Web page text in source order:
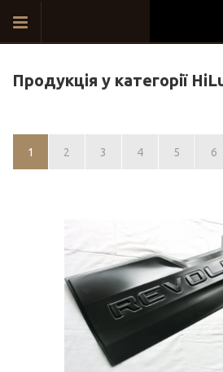
Продукція у категорії
1 2 3 4 5 6